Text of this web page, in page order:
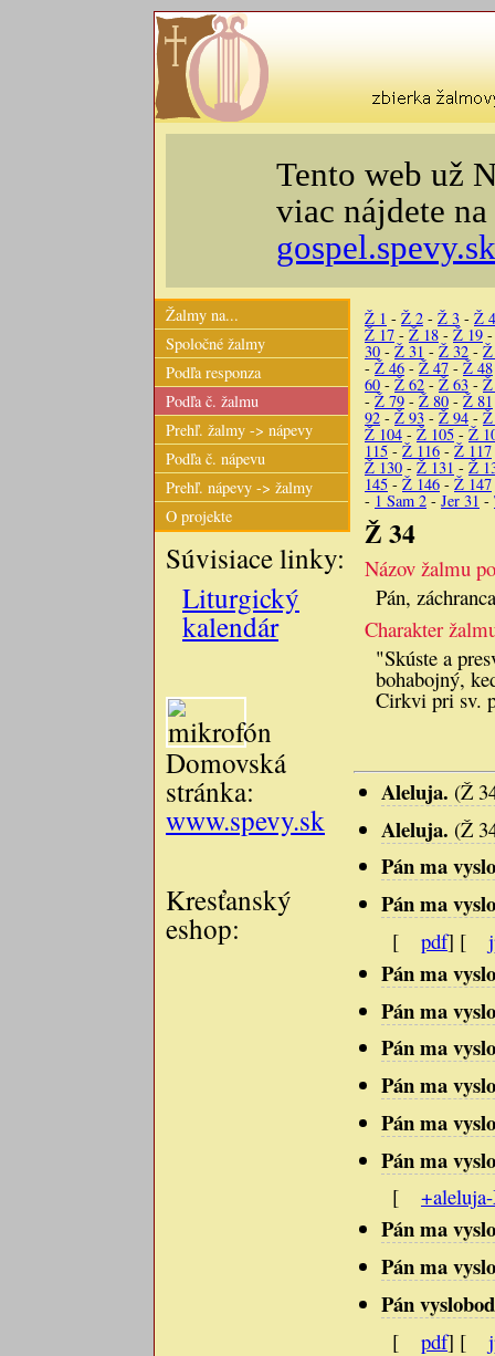
Tento web už
viac nájdete
Ž 1 - Ž 2 - Ž 3 - Ž 4
Ž 17 - Ž 18 - Ž 19
30 - Ž 31 - Ž 32 -
- Ž 46 - Ž 47 - Ž 48
60 - Ž 62 - Ž 63 -
- Ž 79 - Ž 80 - Ž 81
92 - Ž 93 - Ž 94 -
Ž 104 - Ž 105 - Ž
115 - Ž 116 - Ž 117
Ž 130 - Ž 131 - Ž
145 - Ž 146 - Ž 147
- 1 Sam 2 - Jer 31 -
Ž 34
Názov žalmu
Pán,
Charakter
"Skúste a
bohabojný,
Cirkvi pri sv.
Aleluja. (Ž
Aleluja. (Ž
Pán ma
Pán ma
[ pdf] [
Pán ma
Pán ma
Pán ma
Pán ma
Pán ma
Pán ma
[
Pán ma
Pán ma
Pán
[ pdf] [
Žalmy na...
Spoločné žalmy
Podľa responza
Podľa č. žalmu
Prehľ. žalmy -> nápevy
Podľa č. nápevu
Prehľ. nápevy -> žalmy
O projekte
Súvisiace linky:
Liturgický
kalendár
Domovská
stránka:
www.spevy.sk
Kresťanský
eshop: